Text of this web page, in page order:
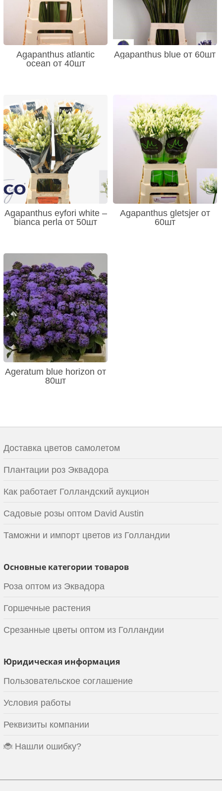
Agapanthus atlantic
ocean от 40шт
Agapanthus blue от 60шт
Agapanthus eyfori white –
bianca perla от 50шт
Agapanthus gletsjer от
60шт
Ageratum blue horizon от
80шт
Доставка цветов самолетом
Плантации роз Эквадора
Как работает Голландский аукцион
Садовые розы оптом David Austin
Таможни и импорт цветов из Голландии
Основные категории товаров
Роза оптом из Эквадора
Горшечные растения
Срезанные цветы оптом из Голландии
Юридическая информация
Пользовательское соглашение
Условия работы
Реквизиты компании
🐞 Нашли ошибку?